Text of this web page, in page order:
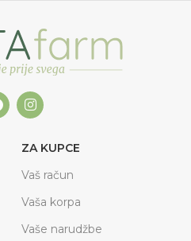
ZA KUPCE
Vaš račun
Vaša korpa
Vaše narudžbe